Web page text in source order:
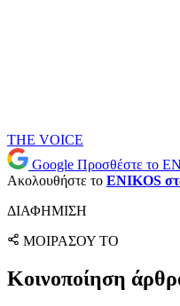
THE VOICE
Google Προσθέστε το
Ακολουθήστε το ENIKOS
ΔΙΑΦΗΜΙΣΗ
ΜΟΙΡΑΣΟΥ ΤΟ
Κοινοποίηση